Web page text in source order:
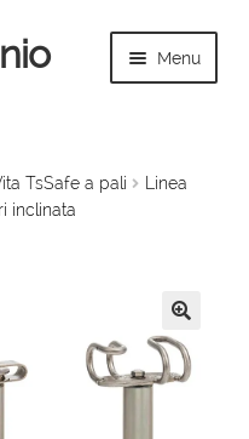
Menu
Espandi
menu
Espandi
TsSafe a pali
Linea
inclinata
🔍